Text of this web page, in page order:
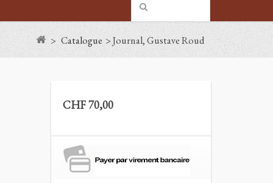
> Catalogue >Journal, Gustave Roud
CHF 70,00